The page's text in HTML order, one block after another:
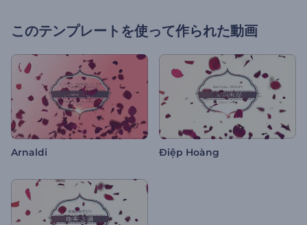
このテンプレートを使って作られた動画
Arnaldi Điệp Hoàng